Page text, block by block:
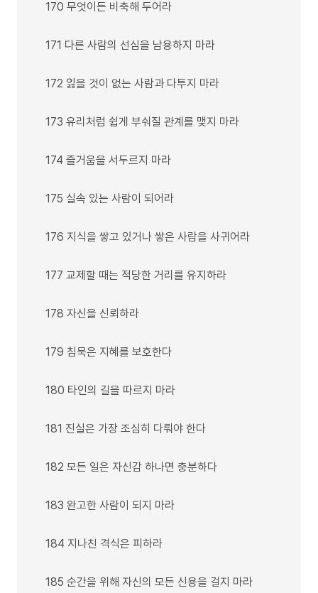
170 무엇이든 비축해 두어라
171 다른 사람의 선심을 남용하지 마라
172 잃을 것이 없는 사람과 다투지 마라
173 유리처럼 쉽게 부숴질 관계를 맺지 마라
174 즐거움을 서두르지 마라
175 실속 있는 사람이 되어라
176 지식을 쌓고 있거나 쌓은 사람을 사귀어라
177 교제할 때는 적당한 거리를 유지하라
178 자신을 신뢰하라
179 침묵은 지혜를 보호한다
180 타인의 길을 따르지 마라
181 진실은 가장 조심히 다뤄야 한다
182 모든 일은 자신감 하나면 충분하다
183 완고한 사람이 되지 마라
184 지나친 격식은 피하라
185 순간을 위해 자신의 모든 신용을 걸지 마라